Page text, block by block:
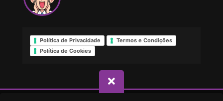
Política de Privacidade
Termos e Condições
Política de Cookies